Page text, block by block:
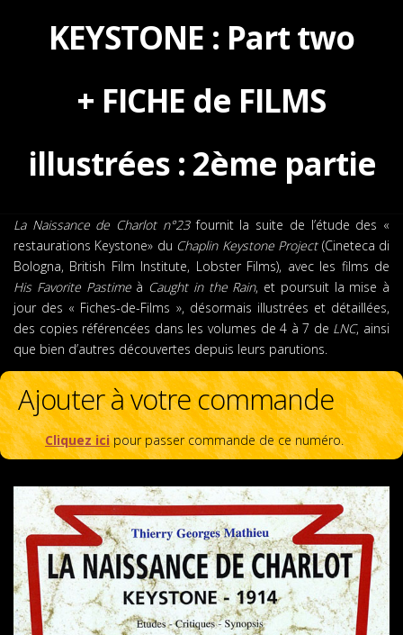
KEYSTONE : Part two
+ FICHE de FILMS
illustrées : 2ème partie
La Naissance de Charlot n°23fournit la suite de l’étude des «
restaurations Keystone» du Chaplin Keystone Project(Cineteca di
Bologna, British Film Institute, Lobster Films), avec les films de
His Favorite Pastime à Caught in the Rain, et poursuit la mise à
jour des « Fiches-de-Films », désormais illustrées et détaillées,
des copies référencées dans les volumes de 4 à 7 de LNC, ainsi
que bien d’autres découvertes depuis leurs parutions.
Ajouter à votre commande
Cliquez icipour passer commande de ce numéro.